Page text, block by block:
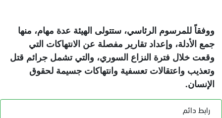
ووفقاً للمرسوم الرئاسي، ستتولى الهيئة عدة مهام، منها
جمع الأدلة، وإعداد تقارير مفصلة عن الانتهاكات التي
وقعت خلال فترة النزاع السوري، والتي تشمل جرائم قتل
وتعذيب واعتقالات تعسفية وانتهاكات جسيمة لحقوق
الإنسان.
رابط دائم